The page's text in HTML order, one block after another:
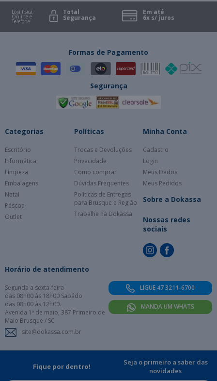
Loja física,
Online e
Telefone
Total
Segurança
Em até
6x s/ juros
Formas de Pagamento
Segurança
Categorias
Escritório
Informática
Limpeza
Embalagens
Natal
Páscoa
Outlet
Políticas
Trocas e Devoluções
Privacidade
Como comprar
Dúvidas Frequentes
Políticas de Entregas
para Brusque e Região
Trabalhe na Dokassa
Minha Conta
Cadastro
Login
Meus Dados
Meus Pedidos
Sobre a Dokassa
Nossas redes
sociais
Horário de atendimento
Segunda a sexta-feira
das 08h00 às 18h00 Sabádo
das 08h00 às 12h00.
Avenida 1º de maio, 387 Primeiro de
Maio Brusque / SC
site@dokassa.com.br
LIGUE 47 3211-6700
MANDA UM WHATS
Fique por dentro!
Seja o primeiro a saber das
novidades